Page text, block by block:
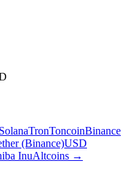
SolanaTronToncoinBinance
(Binance)USD
InuAltcoins →